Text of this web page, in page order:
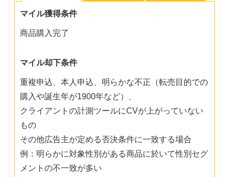
マイル獲得条件
商品購入完了
マイル却下条件
重複申込、本人申込、明らかな不正（転売目的での
購入や誕生年が1900年など）、
クライアントの計測ツールにCVが上がっていない
もの
その他広告主が定める否決条件に一致する場合
例：明らかに対象性別がある商品に於いて性別セグ
メントの不一致が多い